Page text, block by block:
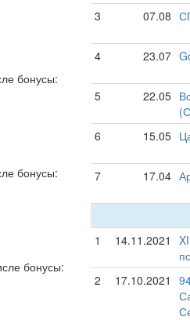
бонусы:
бонусы:
бонусы:
3 07.08
4 23.07
5 22.05
6 15.05
7 17.04
1
14.11.2021
2 17.10.2021